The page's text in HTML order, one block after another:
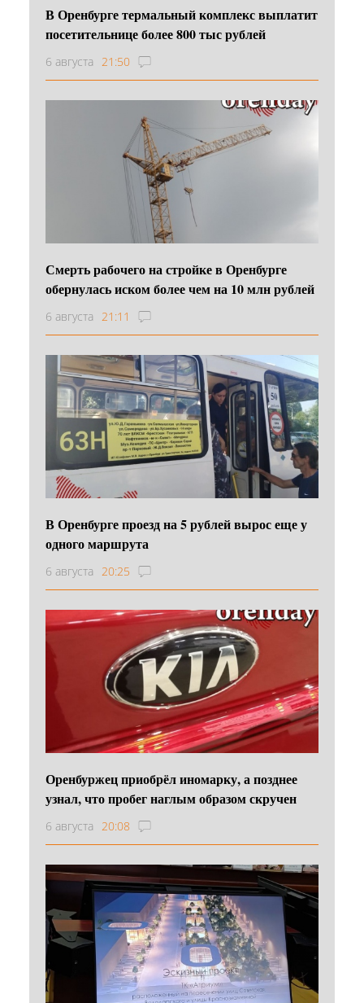
В Оренбурге термальный комплекс выплатит
посетительнице более 800 тыс рублей
6 августа 21:50
Смерть рабочего на стройке в Оренбурге
обернулась иском более чем на 10 млн рублей
6 августа 21:11
В Оренбурге проезд на 5 рублей вырос еще у
одного маршрута
6 августа 20:25
Оренбуржец приобрёл иномарку, а позднее
узнал, что пробег наглым образом скручен
6 августа 20:08